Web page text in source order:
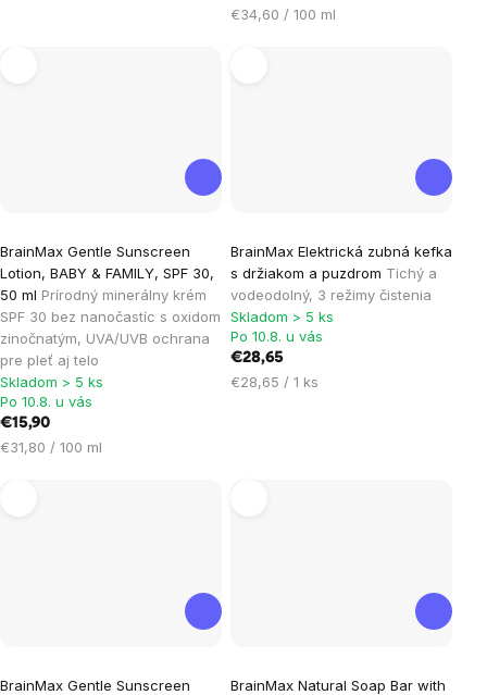
Jednotková
€34,60 / 100 ml
BrainMax Gentle Sunscreen
Lotion, BABY & FAMILY, SPF 30,
50 ml Prírodný minerálny krém
SPF 30 bez nanočastíc s oxidom
zinočnatým, UVA/UVB ochrana
pre pleť aj telo
Skladom > 5 ks
Po 10.8. u vás
€15,90
Jednotková
€31,80 / 100 ml
BrainMax Elektrická zubná kefka
s držiakom a puzdrom Tichý a
vodeodolný, 3 režimy čistenia
hodnotenie
produktu
je
5,0
z
5
Skladom > 5 ks
Po 10.8. u vás
€28,65
Jednotková
€28,65 / 1 ks
BrainMax Gentle Sunscreen
BrainMax Natural Soap Bar with